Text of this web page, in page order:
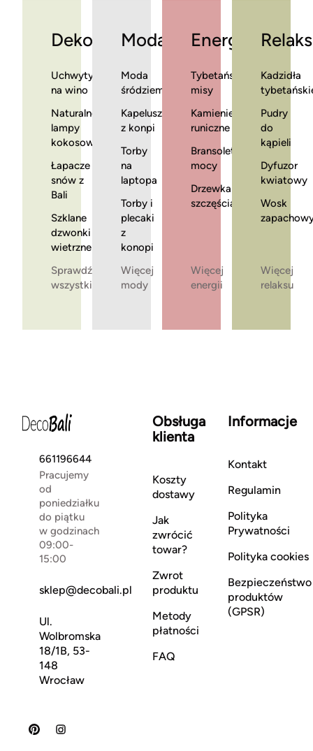
Dekoracje
Uchwyty
na wino
Naturalne
lampy
kokosowe
Łapacze
snów z
Bali
Szklane
dzwonki
wietrzne
Sprawdź
wszystkie
Moda
Moda
śródziemnomorska
Kapelusze
z konpi
Torby
na
laptopa
Torby i
plecaki
z
konopi
Więcej
mody
Energia
Tybetańskie
misy
Kamienie
runiczne
Bransoletki
mocy
Drzewka
szczęścia
Więcej
energii
Relaks
Kadzidła
Pudry
do
kąpieli
Dyfuzor
kwiatowy
Wosk
Więcej
relaksu
661196644
Pracujemy
od
poniedziałku
do piątku
w godzinach
09:00-
15:00
sklep@decobali.pl
Ul.
Wolbromska
18/1B, 53-
148
Wrocław
Obsługa
klienta
Koszty
dostawy
Jak
zwrócić
towar?
Zwrot
produktu
Metody
płatności
FAQ
Informacje
Kontakt
Regulamin
Polityka
Prywatności
Polityka cookies
Bezpieczeństwo
produktów
(GPSR)